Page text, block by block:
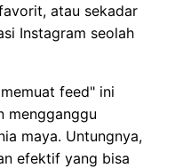
atau sekadar
Instagram seolah
feed" ini
mengganggu
maya. Untungnya,
efektif yang bisa